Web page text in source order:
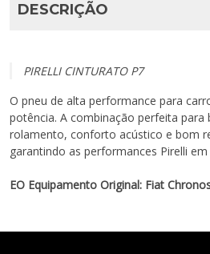
DESCRIÇÃO
PIRELLI CINTURATO P7
O pneu de alta performance para
potência. A combinação perfeita para
rolamento, conforto acústico e bom
garantindo as performances Pirelli
EO Equipamento Original: Fiat